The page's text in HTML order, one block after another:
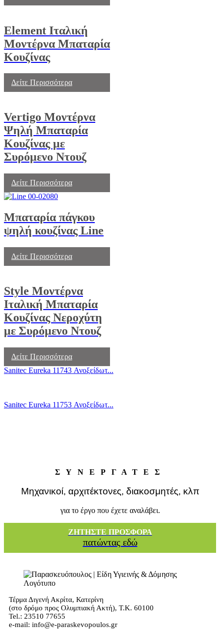
Element Ιταλική
Μοντέρνα Μπαταρία
Κουζίνας
Δείτε Περισσότερα
Vertigo Μοντέρνα
Ψηλή Μπαταρία
Κουζίνας με
Συρόμενο Ντουζ
Δείτε Περισσότερα
Μπαταρία πάγκου
ψηλή κουζίνας Line
Δείτε Περισσότερα
Style Μοντέρνα
Ιταλική Μπαταρία
Κουζίνας Νεροχύτη
με Συρόμενο Ντουζ
Δείτε Περισσότερα
Sanitec Eureka 11743 Ανοξείδωτ...
Sanitec Eureka 11753 Ανοξείδωτ...
ΣΥΝΕΡΓΑΤΕΣ
Μηχανικοί, αρχιτέκτονες, διακοσμητές, κλπ
για το έργο που έχετε αναλάβει.
ΖΗΤΗΣΤΕ ΠΡΟΣΦΟΡΑ
πατώντας εδώ
Τέρμα Διγενή Ακρίτα, Κατερίνη
(στο δρόμο προς Ολυμπιακή Ακτή), Τ.Κ. 60100
Tel.: 23510 77655
e-mail: info@e-paraskevopoulos.gr